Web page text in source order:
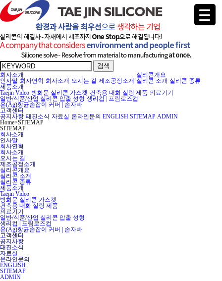
검색
회사소개
인사말 회사연혁 회사소개 오시는 길 제조공정소개
실리콘개요
실리콘 소개 실리콘 종류
제품소개
Taejin Video 방화문 실리콘 가스켓 건축용 내화 실링 제품 의료기기
일반/식품/산업 실리콘 압출 성형 생리컵 | 프림로즈컵
은(Ag)항균손잡이 커버 | 손자바
고객센터
공지사항 태진소식 자료실 온라인문의 ENGLISH SITEMAP ADMIN
Home>SITEMAP
SITEMAP
회사소개
인사말
회사연혁
회사소개
오시는 길
제조공정소개
실리콘개요
실리콘 소개
실리콘 종류
제품소개
Taejin Video
방화문 실리콘 가스켓
건축용 내화 실링 제품
의료기기
일반/식품/산업 실리콘 압출 성형
생리컵 | 프림로즈컵
은(Ag)항균손잡이 커버 | 손자바
고객센터
공지사항
태진소식
자료실
온라인문의
ENGLISH
SITEMAP
ADMIN